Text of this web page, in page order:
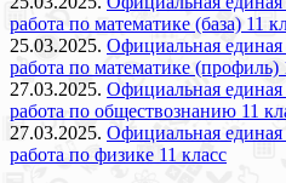
работа по математике (база) 11
25.03.2025. Официальная единая
работа по математике (профиль)
27.03.2025. Официальная единая
работа по обществознанию 11
27.03.2025. Официальная единая
работа по физике 11 класс